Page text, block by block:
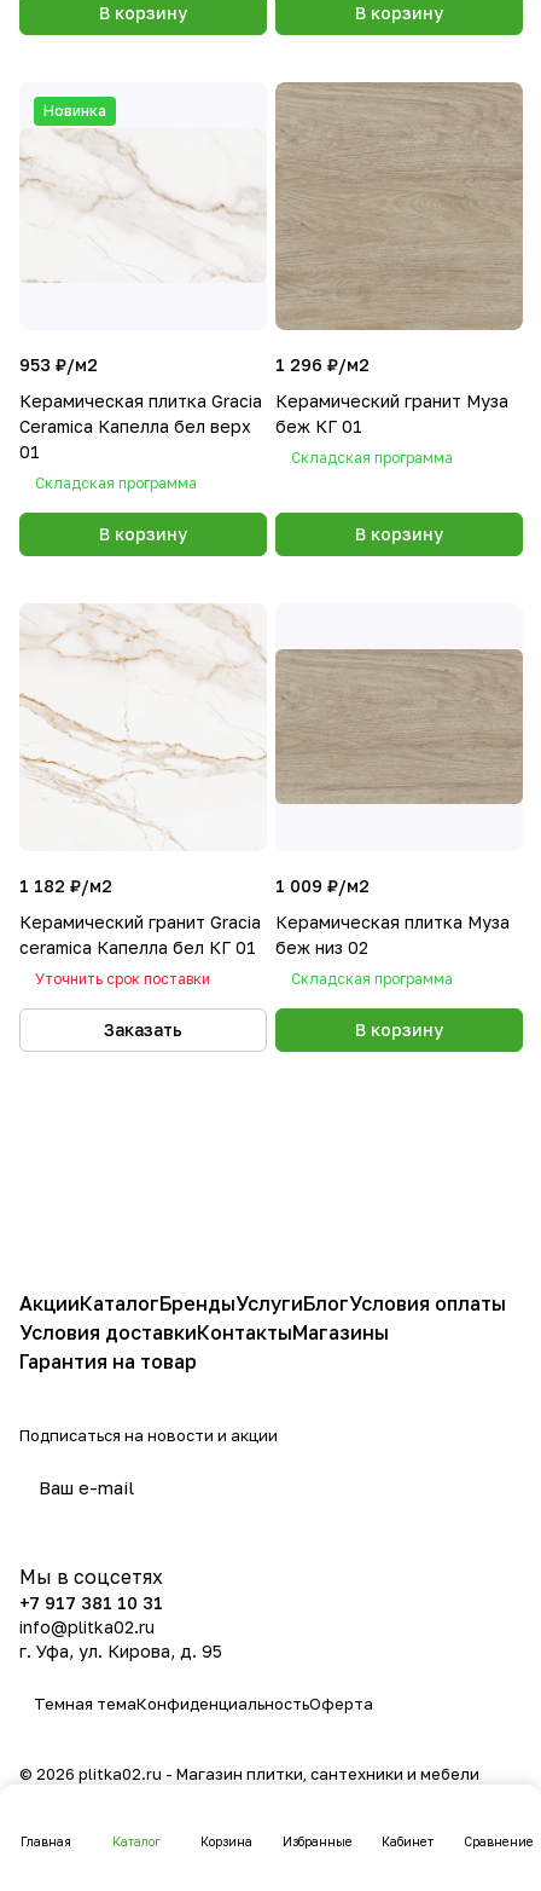
В корзину В корзину
Новинка
953 ₽/м2
Керамическая плитка Gracia
Ceramica Капелла бел верх
01
Складская программа
В корзину
1 296 ₽/м2
Керамический гранит Муза
беж КГ 01
Складская программа
В корзину
1 182 ₽/м2
Керамический гранит Gracia
ceramica Капелла бел КГ 01
Уточнить срок поставки
Заказать
1 009 ₽/м2
Керамическая плитка Муза
беж низ 02
Складская программа
В корзину
Главная Каталог Корзина Избранные Кабинет Сравнение
АкцииКаталогБрендыУслугиБлогУсловия оплаты
Условия доставкиКонтактыМагазины
Гарантия на товар
Подписаться на новости и акции
Мы в соцсетях
+7 917 381 10 31
info@plitka02.ru
г. Уфа, ул. Кирова, д. 95
Темная темаКонфиденциальностьОферта
© 2026 plitka02.ru - Магазин плитки, сантехники и мебели